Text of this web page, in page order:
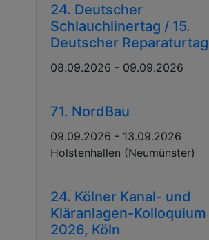
24. Deutscher
Schlauchlinertag / 15.
Deutscher Reparaturtag
08.09.2026 - 09.09.2026
71. NordBau
09.09.2026 - 13.09.2026
Holstenhallen (Neumünster)
24. Kölner Kanal- und
Kläranlagen-Kolloquium
2026, Köln